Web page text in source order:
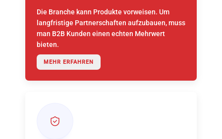
Die Branche kann Produkte vorweisen. Um
langfristige Partnerschaften aufzubauen, muss
man B2B Kunden einen echten Mehrwert
bieten.
MEHR ERFAHREN